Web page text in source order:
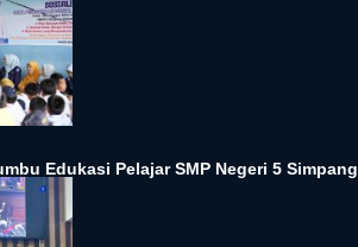
Edukasi Pelajar SMP Negeri 5